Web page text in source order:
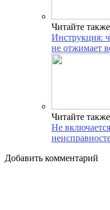
Читайте
Инструкция:
не отжимает
Читайте
Не
Добавить комментарий